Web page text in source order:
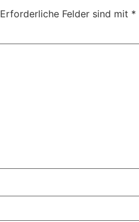
Erforderliche Felder sind mit *